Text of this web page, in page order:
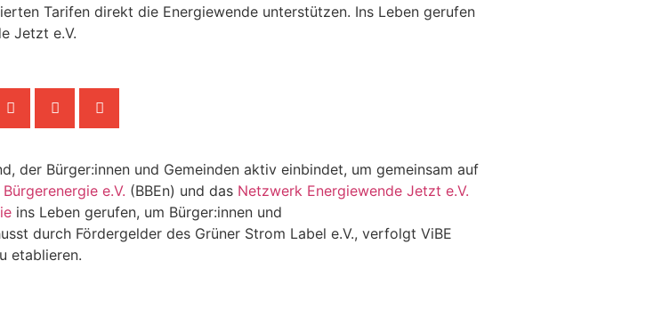
Tarifen direkt die Energiewende unterstützen. Ins Leben gerufen
Jetzt e.V.
der Bürger:innen und Gemeinden aktiv einbindet, um gemeinsam auf
e.V. (BBEn) und das Netzwerk Energiewende Jetzt e.V.
ins Leben gerufen, um Bürger:innen und
durch Fördergelder des Grüner Strom Label e.V., verfolgt ViBE
etablieren.